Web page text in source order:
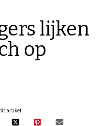
lijken
op
artikel: